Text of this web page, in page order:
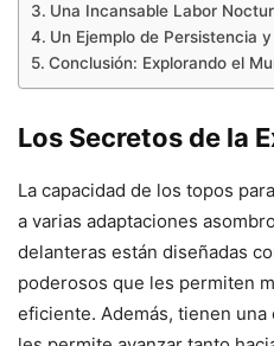
Una Incansable Labor
Un Ejemplo de Persistencia
Conclusión: Explorando el
Los Secretos de la
La capacidad de los topos
a varias adaptaciones
delanteras están diseñadas
poderosos que les permiten
eficiente. Además, tienen